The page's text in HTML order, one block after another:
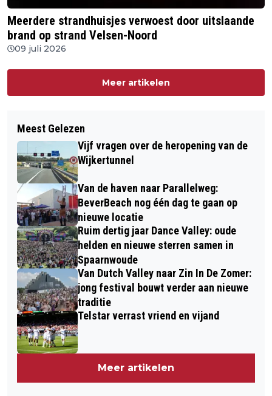
Meerdere strandhuisjes verwoest door uitslaande
brand op strand Velsen-Noord
09 juli 2026
Meer artikelen
Meest Gelezen
Vijf vragen over de heropening van de
Wijkertunnel
Van de haven naar Parallelweg:
BeverBeach nog één dag te gaan op
nieuwe locatie
Ruim dertig jaar Dance Valley: oude
helden en nieuwe sterren samen in
Spaarnwoude
Van Dutch Valley naar Zin In De Zomer:
jong festival bouwt verder aan nieuwe
traditie
Telstar verrast vriend en vijand
Meer artikelen